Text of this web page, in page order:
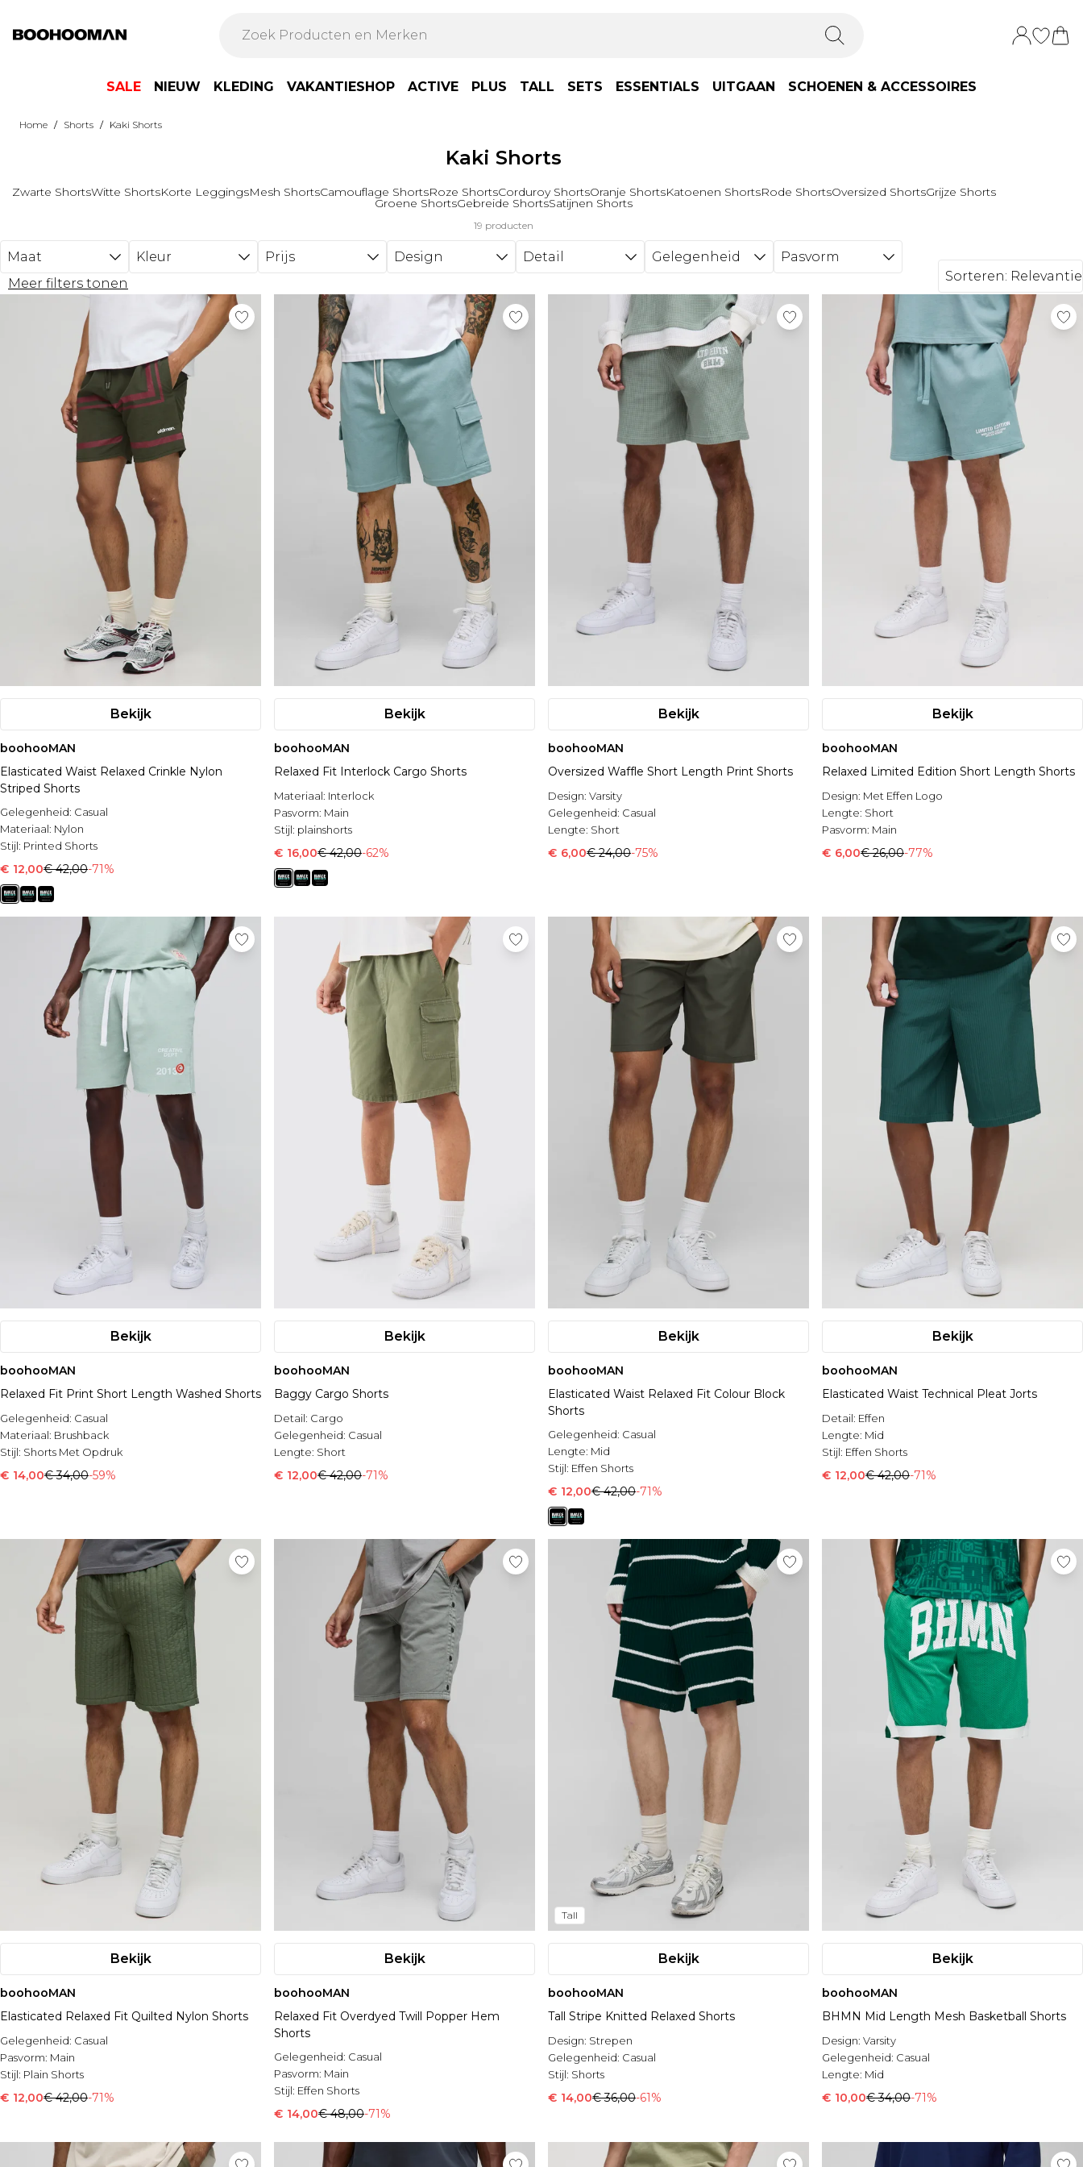
SALE NIEUW KLEDING VAKANTIESHOP ACTIVE PLUS TALL SETS ESSENTIALS UITGAAN SCHOENEN & ACCESSOIRES
Home / Shorts / Kaki Shorts
Kaki Shorts
Zwarte ShortsWitte ShortsKorte LeggingsMesh ShortsCamouflage ShortsRoze ShortsCorduroy ShortsOranje ShortsKatoenen ShortsRode ShortsOversized ShortsGrijze Shorts
Groene ShortsGebreide ShortsSatijnen Shorts
19 producten
Maat Kleur Prijs Design Detail Gelegenheid
Pasvorm
Meer filters tonen
Sorteren: Relevantie
Bekijk
boohooMAN
Elasticated Waist Relaxed Crinkle Nylon
Striped Shorts
Gelegenheid: Casual
Materiaal: Nylon
Stijl: Printed Shorts
€ 12,00€ 42,00-71%
Bekijk
boohooMAN
Relaxed Fit Interlock Cargo Shorts
Materiaal: Interlock
Pasvorm: Main
Stijl: plainshorts
€ 16,00€ 42,00-62%
Bekijk
boohooMAN
Oversized Waffle Short Length Print Shorts
Design: Varsity
Gelegenheid: Casual
Lengte: Short
€ 6,00€ 24,00-75%
Bekijk
boohooMAN
Relaxed Limited Edition Short Length Shorts
Design: Met Effen Logo
Lengte: Short
Pasvorm: Main
€ 6,00€ 26,00-77%
Bekijk
boohooMAN
Relaxed Fit Print Short Length Washed Shorts
Gelegenheid: Casual
Materiaal: Brushback
Stijl: Shorts Met Opdruk
€ 14,00€ 34,00-59%
Bekijk
boohooMAN
Baggy Cargo Shorts
Detail: Cargo
Gelegenheid: Casual
Lengte: Short
€ 12,00€ 42,00-71%
Bekijk
boohooMAN
Elasticated Waist Relaxed Fit Colour Block
Shorts
Gelegenheid: Casual
Lengte: Mid
Stijl: Effen Shorts
€ 12,00€ 42,00-71%
Bekijk
boohooMAN
Elasticated Waist Technical Pleat Jorts
Detail: Effen
Lengte: Mid
Stijl: Effen Shorts
€ 12,00€ 42,00-71%
Bekijk
boohooMAN
Elasticated Relaxed Fit Quilted Nylon Shorts
Gelegenheid: Casual
Pasvorm: Main
Stijl: Plain Shorts
€ 12,00€ 42,00-71%
Bekijk
boohooMAN
Relaxed Fit Overdyed Twill Popper Hem
Shorts
Gelegenheid: Casual
Pasvorm: Main
Stijl: Effen Shorts
€ 14,00€ 48,00-71%
Tall
Bekijk
boohooMAN
Tall Stripe Knitted Relaxed Shorts
Design: Strepen
Gelegenheid: Casual
Stijl: Shorts
€ 14,00€ 36,00-61%
Bekijk
boohooMAN
BHMN Mid Length Mesh Basketball Shorts
Design: Varsity
Gelegenheid: Casual
Lengte: Mid
€ 10,00€ 34,00-71%